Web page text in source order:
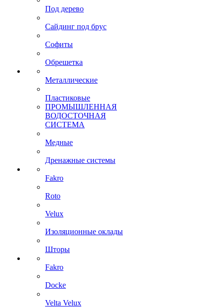
Под дерево
Сайдинг под брус
Софиты
Обрешетка
Металлические
Пластиковые
ПРОМЫШЛЕННАЯ
ВОДОСТОЧНАЯ
СИСТЕМА
Медные
Дренажные системы
Fakro
Roto
Velux
Изоляционные оклады
Шторы
Fakro
Docke
Velta Velux